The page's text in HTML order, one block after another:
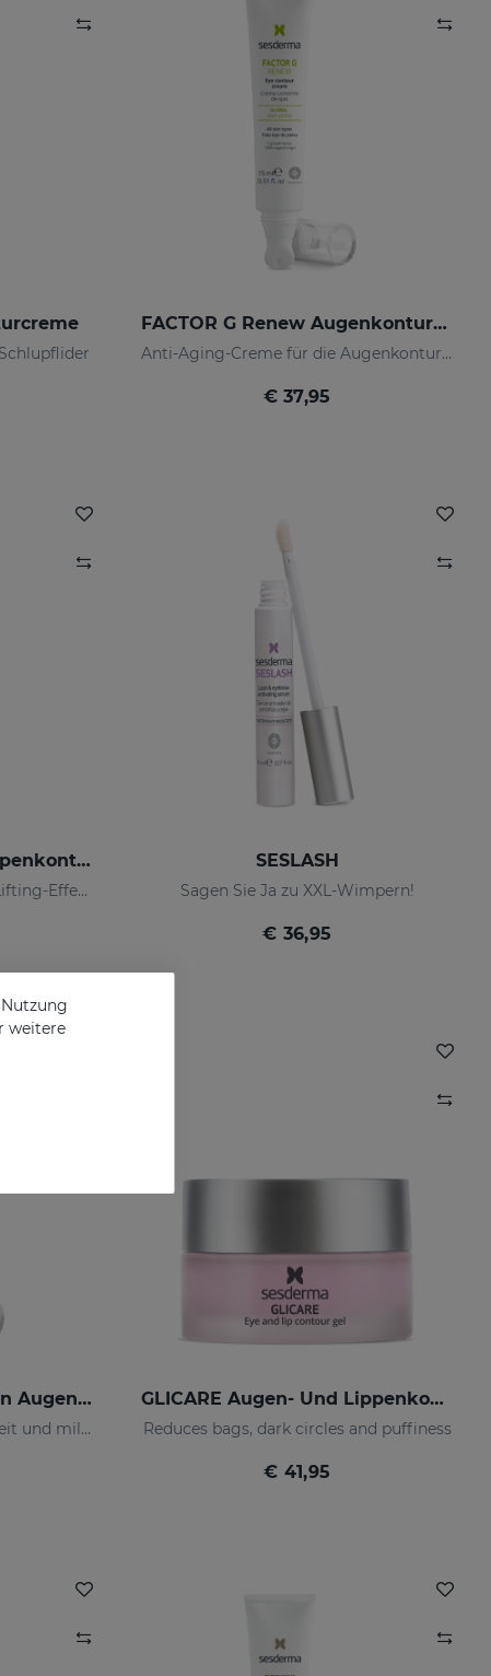
FACTOR G Renew Augenkonturencreme
Anti-Aging-Creme für die Augenkonturen
€ 37,95
DAESES Augen-Und Lippenkontur
Sofortiger und dauerhafter Lifting-Effekt
SESLASH
Sagen Sie Ja zu XXL-Wimpern!
€ 36,95
SESRETINAL Mature Skin Augenkontur-Gel
Spendet der Haut Feuchtigkeit und mildert Falten
GLICARE Augen- Und Lippenkonturengel
Reduces bags, dark circles and puffiness
€ 41,95
weitere